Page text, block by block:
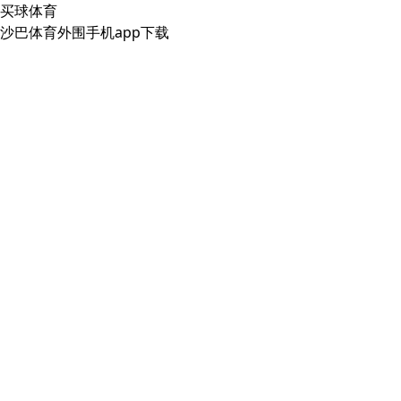
买球体育
沙巴体育外围手机app下载